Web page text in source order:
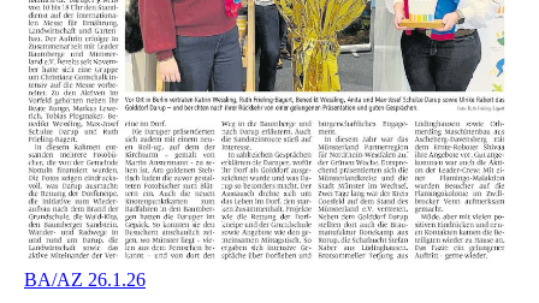
BA/AZ 26.1.26